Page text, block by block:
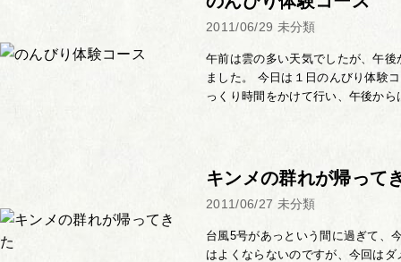
2011/06/29 未分類
午前は雲の多い天気でしたが、午
ました。 今日は１日のんびり体験
っくり時間をかけて行い、午後か
キンメの群れが帰って
2011/06/27 未分類
台風5号があっという間に過ぎて、
はよくならないのですが、今回は